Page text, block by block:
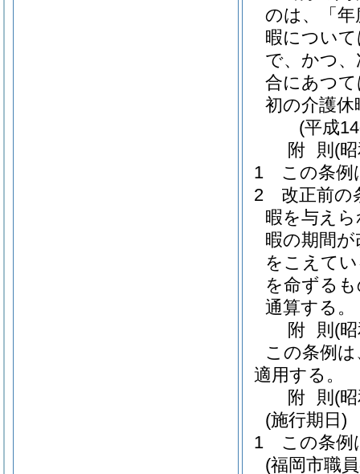
のは、「
暇につい
で、かつ
合にあつ
初の介護
(平成
附 則 (
1
この条例
2
改正前の
暇を与え
暇の期間
をこえて
を命ずる
通算する。
附 則 (
この条例
適用する。
附 則 (
(施行期日)
1
この条例
(福岡市職